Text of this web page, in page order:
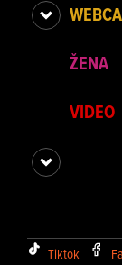
ŽENA
VIDEO
Tiktok